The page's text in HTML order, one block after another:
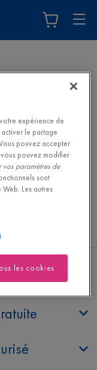
en ligne pour
expérience de
le partage
pouvez accepter
pouvez modifier
vos paramètres de
sont
Les autres
les cookies